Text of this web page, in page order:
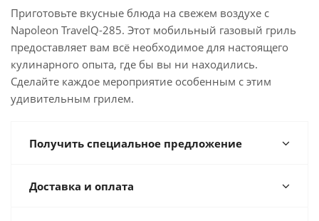
Приготовьте вкусные блюда на свежем воздухе с
Napoleon TravelQ-285. Этот мобильный газовый гриль
предоставляет вам всё необходимое для настоящего
кулинарного опыта, где бы вы ни находились.
Сделайте каждое мероприятие особенным с этим
удивительным грилем.
Получить специальное предложение
Доставка и оплата